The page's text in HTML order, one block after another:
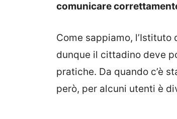
comunicare
Come sappiamo,
dunque il cittadino deve
pratiche. Da quando c’è
però, per alcuni utenti è